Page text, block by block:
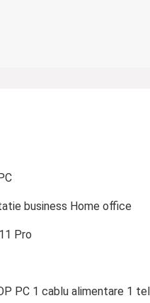
business Home office
Pro
PC 1 cablu alimentare 1